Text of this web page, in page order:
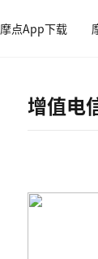
摩点App下载
增值电